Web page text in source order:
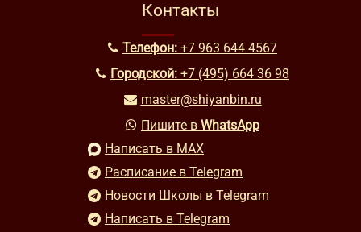
Контакты
Телефон: +7 963 644 4567
Городской: +7 (495) 664 36 98
master@shiyanbin.ru
Пишите в WhatsApp
Написать в MAX
Расписание в Telegram
Новости Школы в Telegram
Написать в Telegram